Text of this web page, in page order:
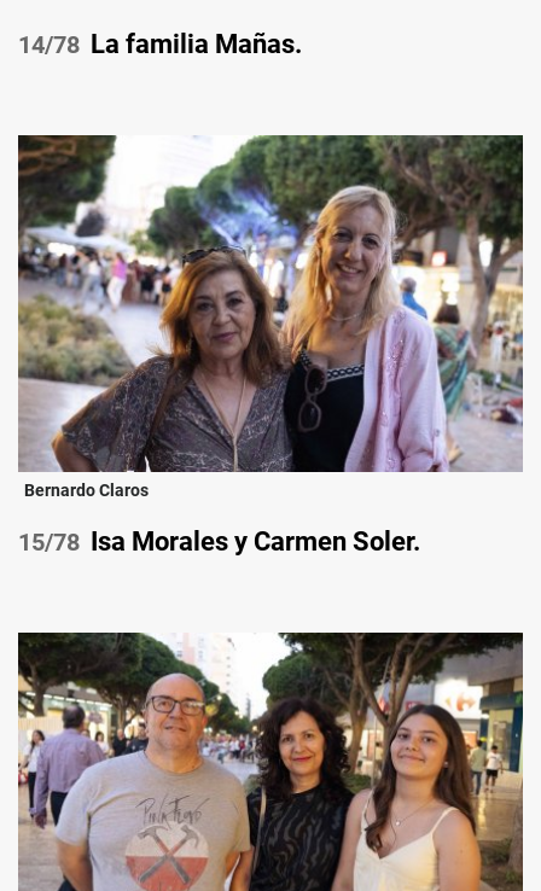
/78 La familia Mañas.
Bernardo Claros
/78 Isa Morales y Carmen Soler.